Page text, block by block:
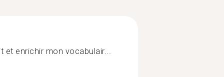
enrichir mon vocabulair...